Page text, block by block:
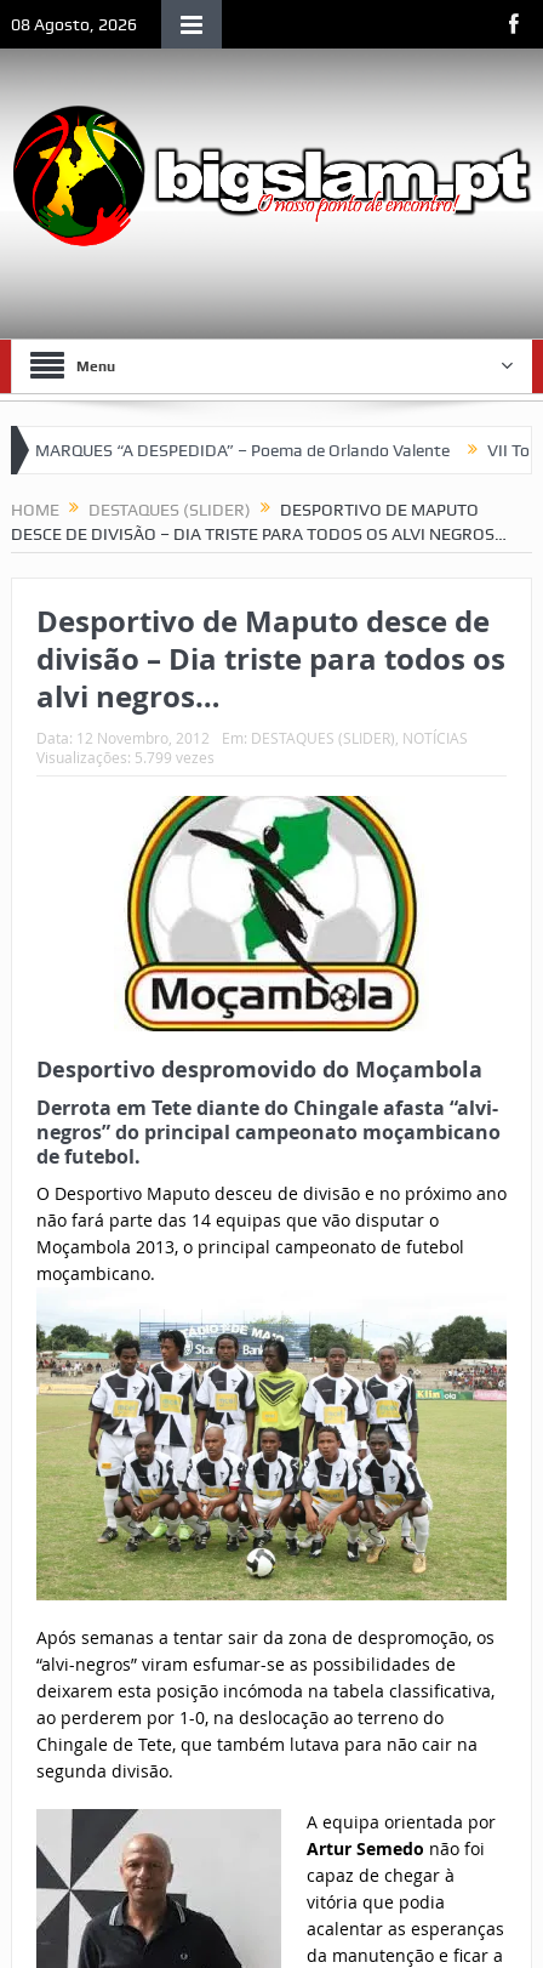
08 Agosto, 2026
Menu
“A DESPEDIDA” – Poema de Orlando Valente VII Torneio
HOME DESTAQUES (SLIDER)
DESPORTIVO DE MAPUTO
DESCE DE DIVISÃO – DIA TRISTE PARA TODOS OS ALVI NEGROS…
Desportivo de Maputo desce de
divisão – Dia triste para todos os
alvi negros…
Data: 12 Novembro, 2012 Em: DESTAQUES (SLIDER) NOTÍCIAS
Visualizações: 5.799 vezes
Desportivo despromovido do Moçambola
Derrota em Tete diante do Chingale afasta “alvi-
negros” do principal campeonato moçambicano
de futebol.
O Desportivo Maputo desceu de divisão e no próximo ano
não fará parte das 14 equipas que vão disputar o
Moçambola 2013, o principal campeonato de futebol
moçambicano.
Após semanas a tentar sair da zona de despromoção, os
“alvi-negros” viram esfumar-se as possibilidades de
deixarem esta posição incómoda na tabela classificativa,
ao perderem por 1-0, na deslocação ao terreno do
Chingale de Tete, que também lutava para não cair na
segunda divisão.
A equipa orientada por
Artur Semedo não foi
capaz de chegar à
vitória que podia
acalentar as esperanças
da manutenção e ficar a